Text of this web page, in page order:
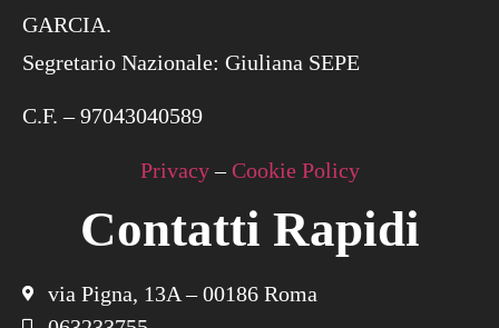
GARCIA.
Segretario Nazionale: Giuliana SEPE
C.F. – 97043040589
Privacy–Cookie Policy
Contatti Rapidi
via Pigna, 13A – 00186 Roma